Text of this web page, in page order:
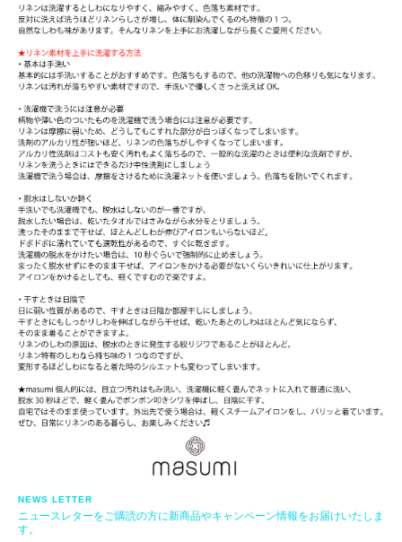
NEWS LETTER
ニュースレターをご購読の方に新商品やキャンペーン情報をお届けいたしま
す。